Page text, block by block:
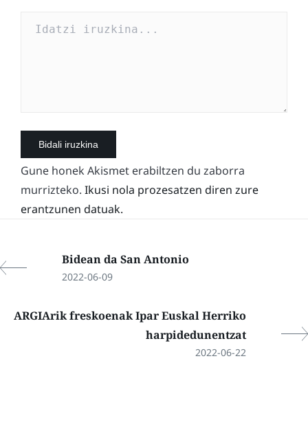
Gune honek Akismet erabiltzen du zaborra
murrizteko. Ikusi nola prozesatzen diren zure
erantzunen datuak.
Bidean da San Antonio
2022-06-09
ARGIArik freskoenak Ipar Euskal Herriko
harpidedunentzat
2022-06-22